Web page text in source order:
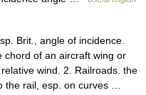
Brit., angle of incidence.
chord of an aircraft wing or
wind. 2. Railroads. the
the rail, esp. on curves …